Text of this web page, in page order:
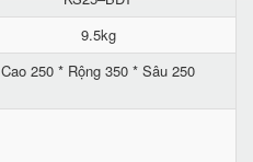
9.5kg
Cao 250 * Rộng 350 * Sâu 250